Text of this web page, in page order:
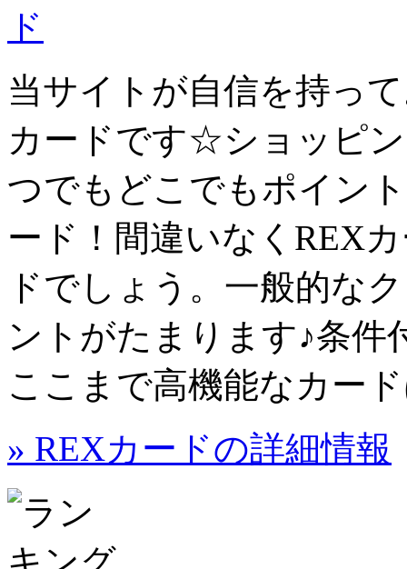
当サイトが自信を持っ
カードです☆ショッピ
つでもどこでもポイン
ード！間違いなくREX
ドでしょう。一般的な
ントがたまります♪条件
ここまで高機能なカー
» REXカードの詳細情報